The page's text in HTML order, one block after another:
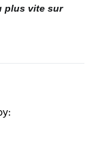
plus vite sur